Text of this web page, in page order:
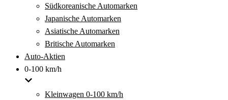
Südkoreanische Automarken
Japanische Automarken
Asiatische Automarken
Britische Automarken
Auto-Aktien
0-100 km/h
Kleinwagen 0-100 km/h